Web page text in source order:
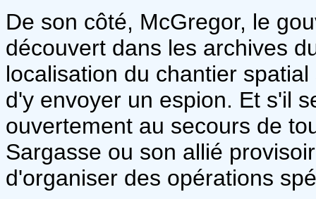
De son côté, McGregor, le
découvert dans les archives
localisation du chantier
d'y envoyer un espion. Et s'il
ouvertement au secours de
Sargasse ou son allié
d'organiser des opérations